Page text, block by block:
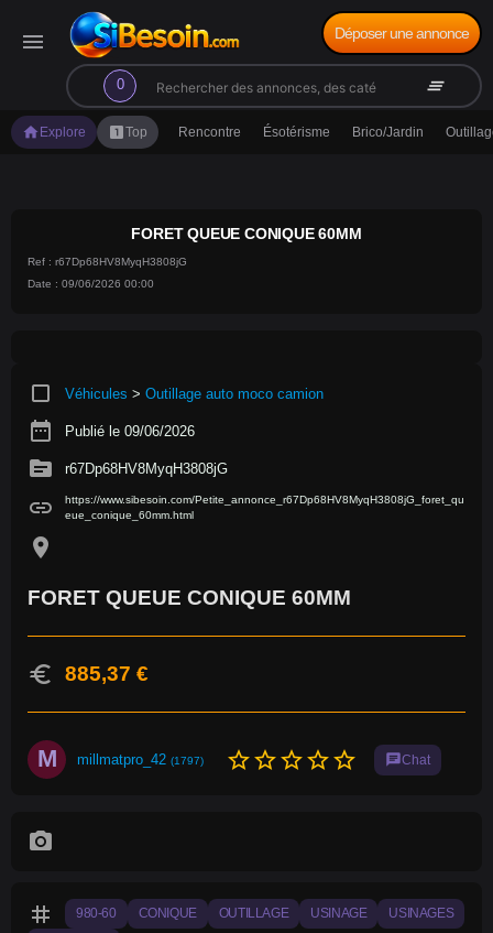
menu
0
search clear_all
Déposer une annonce
home Explore looks_oneTop Rencontre Ésotérisme Brico/Jardin
FORET QUEUE CONIQUE 60MM
Ref : r67Dp68HV8MyqH3808jG
Date : 09/06/2026 00:00
crop_square Véhicules > Outillage auto moco camion
date_range Publié le 09/06/2026
source r67Dp68HV8MyqH3808jG
link
https://www.sibesoin.com/Petite_annonce_r67Dp68HV8MyqH3808jG_foret_qu
eue_conique_60mm.html
location_on
FORET QUEUE CONIQUE 60MM
euro 885,37 €
M millmatpro_42 (1797) star_borderstar_borderstar_borderstar_borderstar_border chatChat
photo_camera
tag 980-60 CONIQUE OUTILLAGE USINAGE USINAGES